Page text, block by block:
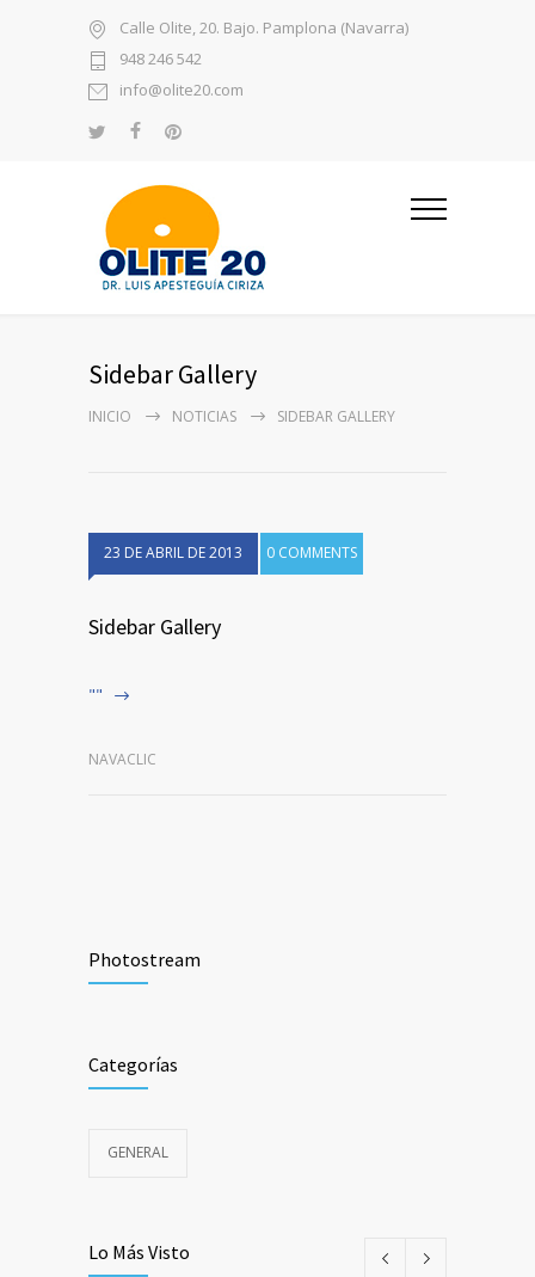
Calle Olite, 20. Bajo. Pamplona (Navarra)
948 246 542
info@olite20.com
Sidebar Gallery
INICIO NOTICIAS SIDEBAR GALLERY
23 DE ABRIL DE 2013 0 COMMENTS
Sidebar Gallery
""
NAVACLIC
Photostream
Categorías
GENERAL
Lo Más Visto